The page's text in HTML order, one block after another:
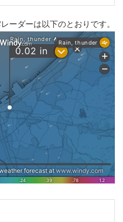
ーダーは以下のとおりです。